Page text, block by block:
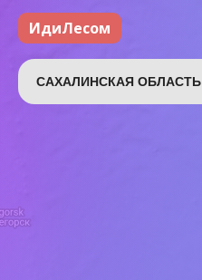
ИдиЛесом
САХАЛИНСКАЯ ОБЛАСТЬ